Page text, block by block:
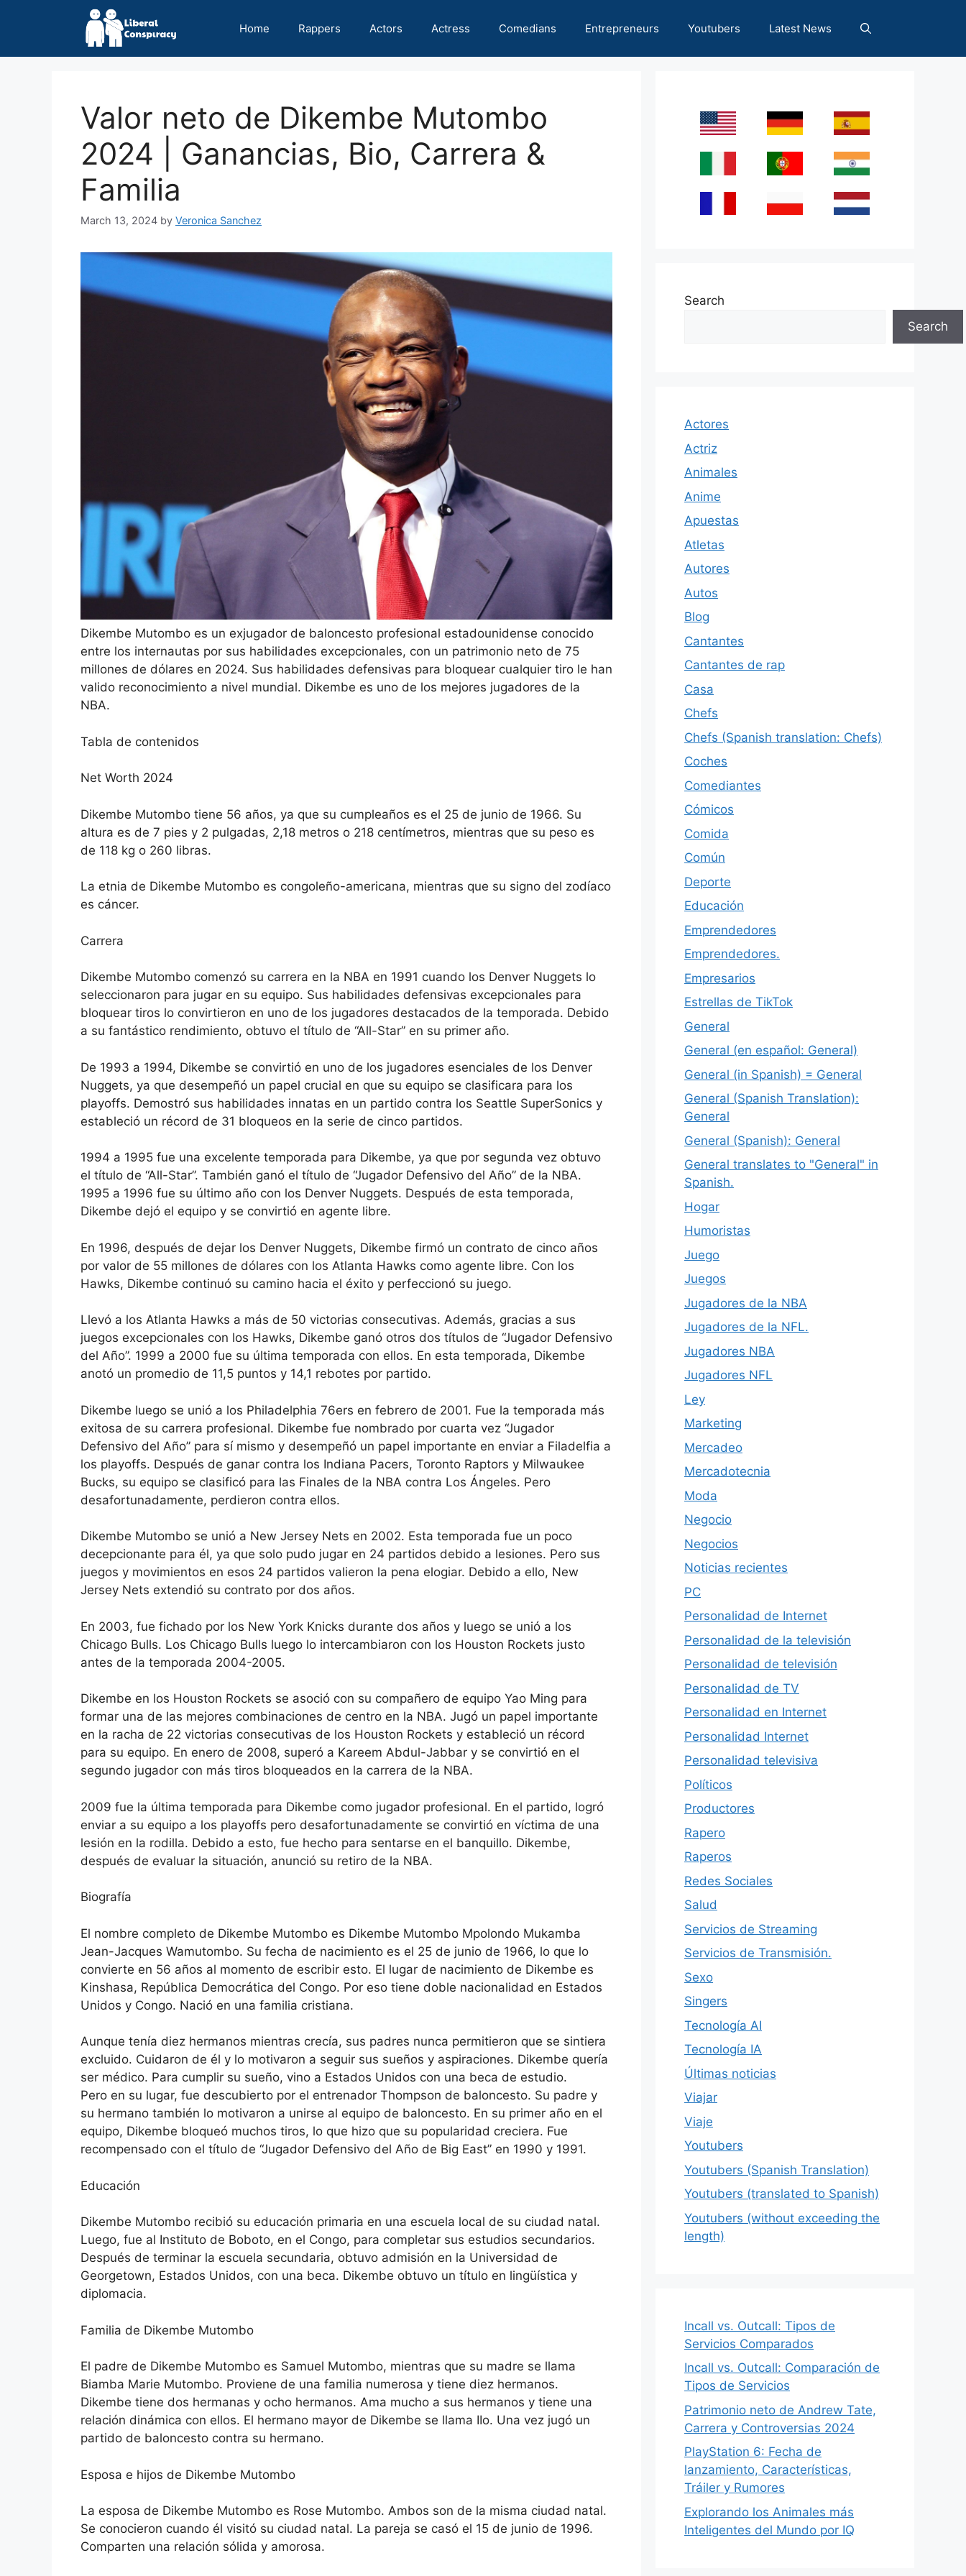
Home Rappers Actors Actress Comedians Entrepreneurs Youtubers Latest News
Valor neto de Dikembe Mutombo
2024 | Ganancias, Bio, Carrera &
Familia
March 13, 2024 by Veronica Sanchez
Dikembe Mutombo es un exjugador de baloncesto profesional estadounidense conocido
entre los internautas por sus habilidades excepcionales, con un patrimonio neto de 75
millones de dólares en 2024. Sus habilidades defensivas para bloquear cualquier tiro le han
valido reconocimiento a nivel mundial. Dikembe es uno de los mejores jugadores de la
NBA.
Tabla de contenidos
Net Worth 2024
Dikembe Mutombo tiene 56 años, ya que su cumpleaños es el 25 de junio de 1966. Su
altura es de 7 pies y 2 pulgadas, 2,18 metros o 218 centímetros, mientras que su peso es
de 118 kg o 260 libras.
La etnia de Dikembe Mutombo es congoleño-americana, mientras que su signo del zodíaco
es cáncer.
Carrera
Dikembe Mutombo comenzó su carrera en la NBA en 1991 cuando los Denver Nuggets lo
seleccionaron para jugar en su equipo. Sus habilidades defensivas excepcionales para
bloquear tiros lo convirtieron en uno de los jugadores destacados de la temporada. Debido
a su fantástico rendimiento, obtuvo el título de “All-Star” en su primer año.
De 1993 a 1994, Dikembe se convirtió en uno de los jugadores esenciales de los Denver
Nuggets, ya que desempeñó un papel crucial en que su equipo se clasificara para los
playoffs. Demostró sus habilidades innatas en un partido contra los Seattle SuperSonics y
estableció un récord de 31 bloqueos en la serie de cinco partidos.
1994 a 1995 fue una excelente temporada para Dikembe, ya que por segunda vez obtuvo
el título de “All-Star”. También ganó el título de “Jugador Defensivo del Año” de la NBA.
1995 a 1996 fue su último año con los Denver Nuggets. Después de esta temporada,
Dikembe dejó el equipo y se convirtió en agente libre.
En 1996, después de dejar los Denver Nuggets, Dikembe firmó un contrato de cinco años
por valor de 55 millones de dólares con los Atlanta Hawks como agente libre. Con los
Hawks, Dikembe continuó su camino hacia el éxito y perfeccionó su juego.
Llevó a los Atlanta Hawks a más de 50 victorias consecutivas. Además, gracias a sus
juegos excepcionales con los Hawks, Dikembe ganó otros dos títulos de “Jugador Defensivo
del Año”. 1999 a 2000 fue su última temporada con ellos. En esta temporada, Dikembe
anotó un promedio de 11,5 puntos y 14,1 rebotes por partido.
Dikembe luego se unió a los Philadelphia 76ers en febrero de 2001. Fue la temporada más
exitosa de su carrera profesional. Dikembe fue nombrado por cuarta vez “Jugador
Defensivo del Año” para sí mismo y desempeñó un papel importante en enviar a Filadelfia a
los playoffs. Después de ganar contra los Indiana Pacers, Toronto Raptors y Milwaukee
Bucks, su equipo se clasificó para las Finales de la NBA contra Los Ángeles. Pero
desafortunadamente, perdieron contra ellos.
Dikembe Mutombo se unió a New Jersey Nets en 2002. Esta temporada fue un poco
decepcionante para él, ya que solo pudo jugar en 24 partidos debido a lesiones. Pero sus
juegos y movimientos en esos 24 partidos valieron la pena elogiar. Debido a ello, New
Jersey Nets extendió su contrato por dos años.
En 2003, fue fichado por los New York Knicks durante dos años y luego se unió a los
Chicago Bulls. Los Chicago Bulls luego lo intercambiaron con los Houston Rockets justo
antes de la temporada 2004-2005.
Dikembe en los Houston Rockets se asoció con su compañero de equipo Yao Ming para
formar una de las mejores combinaciones de centro en la NBA. Jugó un papel importante
en la racha de 22 victorias consecutivas de los Houston Rockets y estableció un récord
para su equipo. En enero de 2008, superó a Kareem Abdul-Jabbar y se convirtió en el
segundo jugador con más tiros bloqueados en la carrera de la NBA.
2009 fue la última temporada para Dikembe como jugador profesional. En el partido, logró
enviar a su equipo a los playoffs pero desafortunadamente se convirtió en víctima de una
lesión en la rodilla. Debido a esto, fue hecho para sentarse en el banquillo. Dikembe,
después de evaluar la situación, anunció su retiro de la NBA.
Biografía
El nombre completo de Dikembe Mutombo es Dikembe Mutombo Mpolondo Mukamba
Jean-Jacques Wamutombo. Su fecha de nacimiento es el 25 de junio de 1966, lo que lo
convierte en 56 años al momento de escribir esto. El lugar de nacimiento de Dikembe es
Kinshasa, República Democrática del Congo. Por eso tiene doble nacionalidad en Estados
Unidos y Congo. Nació en una familia cristiana.
Aunque tenía diez hermanos mientras crecía, sus padres nunca permitieron que se sintiera
excluido. Cuidaron de él y lo motivaron a seguir sus sueños y aspiraciones. Dikembe quería
ser médico. Para cumplir su sueño, vino a Estados Unidos con una beca de estudio.
Pero en su lugar, fue descubierto por el entrenador Thompson de baloncesto. Su padre y
su hermano también lo motivaron a unirse al equipo de baloncesto. En su primer año en el
equipo, Dikembe bloqueó muchos tiros, lo que hizo que su popularidad creciera. Fue
recompensado con el título de “Jugador Defensivo del Año de Big East” en 1990 y 1991.
Educación
Dikembe Mutombo recibió su educación primaria en una escuela local de su ciudad natal.
Luego, fue al Instituto de Boboto, en el Congo, para completar sus estudios secundarios.
Después de terminar la escuela secundaria, obtuvo admisión en la Universidad de
Georgetown, Estados Unidos, con una beca. Dikembe obtuvo un título en lingüística y
diplomacia.
Familia de Dikembe Mutombo
El padre de Dikembe Mutombo es Samuel Mutombo, mientras que su madre se llama
Biamba Marie Mutombo. Proviene de una familia numerosa y tiene diez hermanos.
Dikembe tiene dos hermanas y ocho hermanos. Ama mucho a sus hermanos y tiene una
relación dinámica con ellos. El hermano mayor de Dikembe se llama IIo. Una vez jugó un
partido de baloncesto contra su hermano.
Esposa e hijos de Dikembe Mutombo
La esposa de Dikembe Mutombo es Rose Mutombo. Ambos son de la misma ciudad natal.
Se conocieron cuando él visitó su ciudad natal. La pareja se casó el 15 de junio de 1996.
Comparten una relación sólida y amorosa.
Search
Search
Actores
Actriz
Animales
Anime
Apuestas
Atletas
Autores
Autos
Blog
Cantantes
Cantantes de rap
Casa
Chefs
Chefs (Spanish translation: Chefs)
Coches
Comediantes
Cómicos
Comida
Común
Deporte
Educación
Emprendedores
Emprendedores.
Empresarios
Estrellas de TikTok
General
General (en español: General)
General (in Spanish) = General
General (Spanish Translation):
General
General (Spanish): General
General translates to "General" in
Spanish.
Hogar
Humoristas
Juego
Juegos
Jugadores de la NBA
Jugadores de la NFL.
Jugadores NBA
Jugadores NFL
Ley
Marketing
Mercadeo
Mercadotecnia
Moda
Negocio
Negocios
Noticias recientes
PC
Personalidad de Internet
Personalidad de la televisión
Personalidad de televisión
Personalidad de TV
Personalidad en Internet
Personalidad Internet
Personalidad televisiva
Políticos
Productores
Rapero
Raperos
Redes Sociales
Salud
Servicios de Streaming
Servicios de Transmisión.
Sexo
Singers
Tecnología AI
Tecnología IA
Últimas noticias
Viajar
Viaje
Youtubers
Youtubers (Spanish Translation)
Youtubers (translated to Spanish)
Youtubers (without exceeding the
length)
Incall vs. Outcall: Tipos de
Servicios Comparados
Incall vs. Outcall: Comparación de
Tipos de Servicios
Patrimonio neto de Andrew Tate,
Carrera y Controversias 2024
PlayStation 6: Fecha de
lanzamiento, Características,
Tráiler y Rumores
Explorando los Animales más
Inteligentes del Mundo por IQ